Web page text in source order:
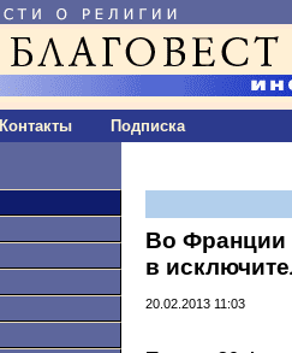
Контакты Подписка
Во Франции
в
20.02.2013 11:03